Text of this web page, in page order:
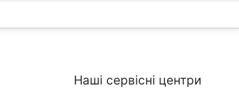
Наші сервісні центри